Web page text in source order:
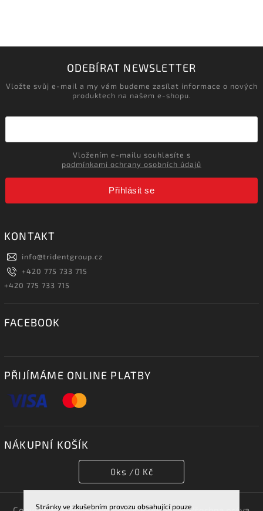
Stránky ve zkušebním provozu obsahující pouze
ODEBÍRAT NEWSLETTER
Vložte svůj e-mail a my vám budeme zasílat informace o nových
produktech na našem e-shopu.
podmínkami ochrany osobních údajů
Přihlásit se
KONTAKT
info@tridentgroup.cz
+420 775 733 715
+420 775 733 715
FACEBOOK
PŘIJÍMÁME ONLINE PLATBY
NÁKUPNÍ KOŠÍK
0ks /0 Kč